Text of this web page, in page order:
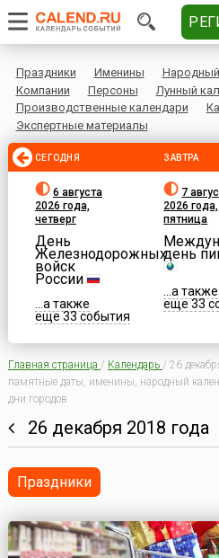
Праздники Именины
Компании
Персоны
Лунный
Производственные календари
Экспертные материалы
СЕГОДНЯ
6 августа
2026 года,
четверг
День
Железнодорожных
войск
России
...а также
еще 33 события
ЗАВТРА
7
2026 года,
пятница
день
...а также
еще 33
Главная страница / Календарь / 26
памятные даты, именины, народный
дни городов
26 декабря 2018 года
Праздники